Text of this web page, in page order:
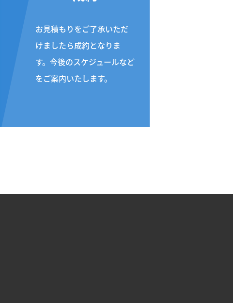
お見積もりをご了承いただ
けましたら成約となりま
す。今後のスケジュールなど
をご案内いたします。